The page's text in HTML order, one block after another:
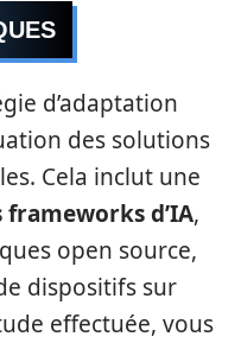
d’adaptation
des solutions
Cela inclut une
d’IA,
open source,
dispositifs sur
effectuée, vous